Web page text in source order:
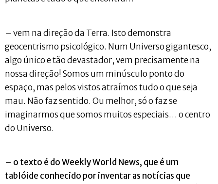
– vem na direção da Terra. Isto demonstra
geocentrismo psicológico. Num Universo gigantesco,
algo único e tão devastador, vem precisamente na
nossa direção! Somos um minúsculo ponto do
espaço, mas pelos vistos atraímos tudo o que seja
mau. Não faz sentido. Ou melhor, só o faz se
imaginarmos que somos muitos especiais… o centro
do Universo.
– o texto é do Weekly World News, que é um
tablóide conhecido por inventar as notícias que